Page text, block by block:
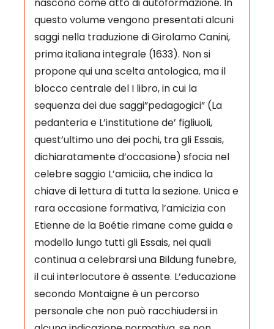
questo volume vengono presentati alcuni
saggi nella traduzione di Girolamo Canini,
prima italiana integrale (1633). Non si
propone qui una scelta antologica, ma il
blocco centrale del I libro, in cui la
sequenza dei due saggi”pedagogici” (La
pedanteria e L’institutione de’ figliuoli,
quest’ultimo uno dei pochi, tra gli Essais,
dichiaratamente d’occasione) sfocia nel
celebre saggio L’amiciia, che indica la
chiave di lettura di tutta la sezione. Unica e
rara occasione formativa, l’amicizia con
Etienne de la Boétie rimane come guida e
modello lungo tutti gli Essais, nei quali
continua a celebrarsi una Bildung funebre,
il cui interlocutore è assente. L’educazione
secondo Montaigne è un percorso
personale che non può racchiudersi in